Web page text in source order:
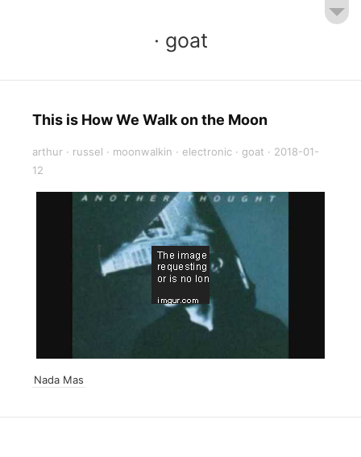
· goat
This is How We Walk on the Moon
arthur · russel · moonwalkin · electronic · goat · 2018-01-
12
Nada Mas